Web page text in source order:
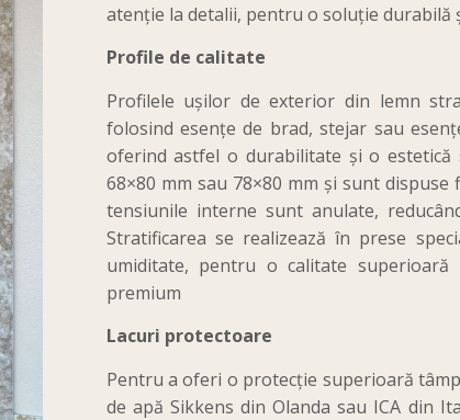
atenție la detalii, pentru o soluție durabilă
Profile de calitate
Profilele ușilor de exterior din lemn
folosind esențe de brad, stejar sau
oferind astfel o durabilitate și o estetică
68×80 mm sau 78×80 mm și sunt
tensiunile interne sunt anulate,
Stratificarea se realizează în prese
umiditate, pentru o calitate superioară
premium
Lacuri protectoare
Pentru a oferi o protecție superioară
de apă Sikkens din Olanda sau ICA din